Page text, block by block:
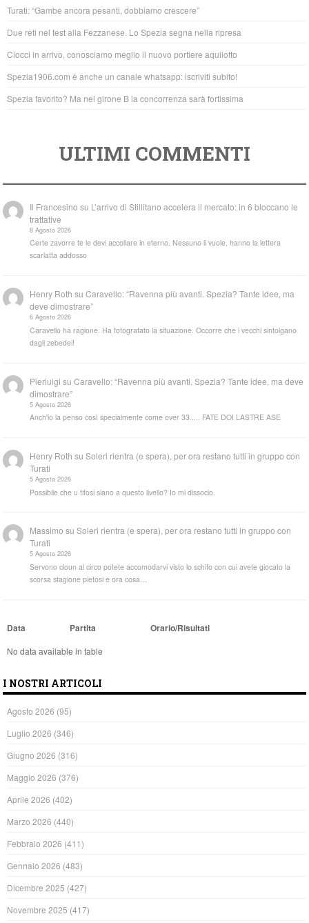
o
o
k
p
p
Turati: “Gambe ancora pesanti, dobbiamo crescere”
Due reti nel test alla Fezzanese. Lo Spezia segna nella ripresa
Ciocci in arrivo, conosciamo meglio il nuovo portiere aquilotto
Spezia1906.com è anche un canale whatsapp: iscriviti subito!
Spezia favorito? Ma nel girone B la concorrenza sarà fortissima
ULTIMI COMMENTI
Il Francesino su L’arrivo di Stillitano accelera il mercato: in 6 bloccano le
trattative
8 Agosto 2026
Certe zavorre te le devi accollare in eterno. Nessuno li vuole, hanno la lettera
scarlatta addosso
Henry Roth suCaravello: “Ravenna più avanti. Spezia? Tante idee, ma
deve dimostrare”
6 Agosto 2026
Caravello ha ragione. Ha fotografato la situazione. Occorre che i vecchi sintolgano
dagli zebedei!
Pierluigi suCaravello: “Ravenna più avanti. Spezia? Tante idee, ma deve
dimostrare”
5 Agosto 2026
Anch'io la penso così specialmente come over 33..... FATE DOI LASTRE ASE
Henry Roth suSoleri rientra (e spera), per ora restano tutti in gruppo con
Turati
5 Agosto 2026
Possibile che u tifosi siano a questo livello? Io mi dissocio.
Massimo suSoleri rientra (e spera), per ora restano tutti in gruppo con
Turati
5 Agosto 2026
Servono cloun al circo potete accomodarvi visto lo schifo con cui avete giocato la
scorsa stagione pietosi e ora cosa…
Data Partita Orario/Risultati
No data available in table
I NOSTRI ARTICOLI
Agosto 2026 (95)
Luglio 2026 (346)
Giugno 2026 (316)
Maggio 2026 (376)
Aprile 2026 (402)
Marzo 2026 (440)
Febbraio 2026 (411)
Gennaio 2026 (483)
Dicembre 2025 (427)
Novembre 2025 (417)